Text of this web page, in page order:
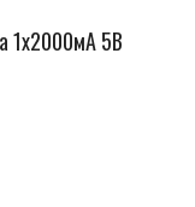
1х2000мА 5В